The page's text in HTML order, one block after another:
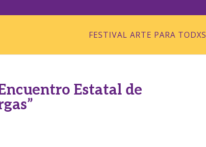
FESTIVAL ARTE PARA TODXS
Estatal de